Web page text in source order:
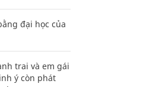
đại học của
trai và em gái
ý còn phát